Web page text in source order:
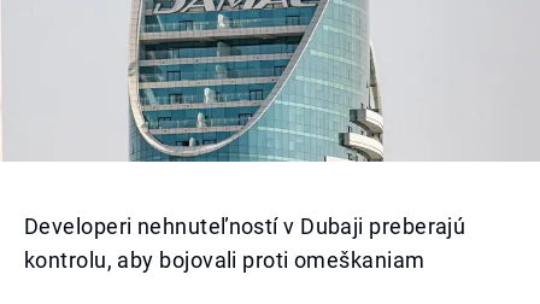
Developeri nehnuteľností v Dubaji preberajú
kontrolu, aby bojovali proti omeškaniam